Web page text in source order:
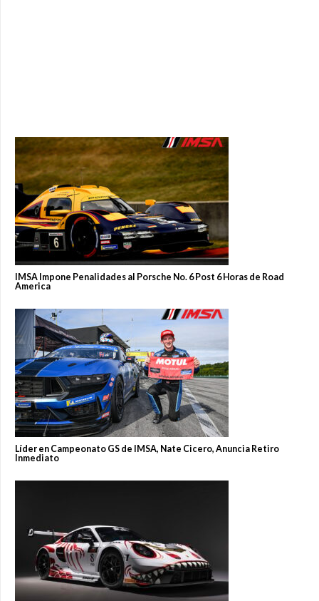
IMSA Impone Penalidades al Porsche No. 6 Post 6 Horas de Road
America
Líder en Campeonato GS de IMSA, Nate Cicero, Anuncia Retiro
Inmediato